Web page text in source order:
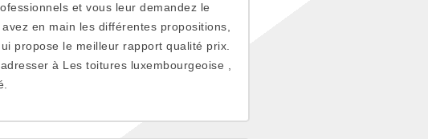
et vous leur demandez le
en main les différentes propositions,
propose le meilleur rapport qualité prix.
à Les toitures luxembourgeoise ,